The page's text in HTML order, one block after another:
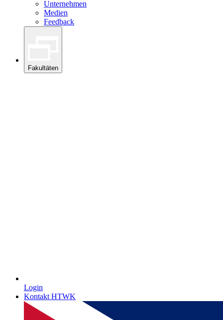
Unternehmen
Medien
Feedback
Fakultäten
Login
Kontakt HTWK